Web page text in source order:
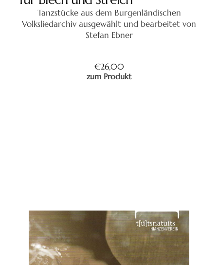
Tanzstücke aus dem Burgenländischen
Volksliedarchiv ausgewählt und bearbeitet von
Stefan Ebner
€26,00
zum Produkt